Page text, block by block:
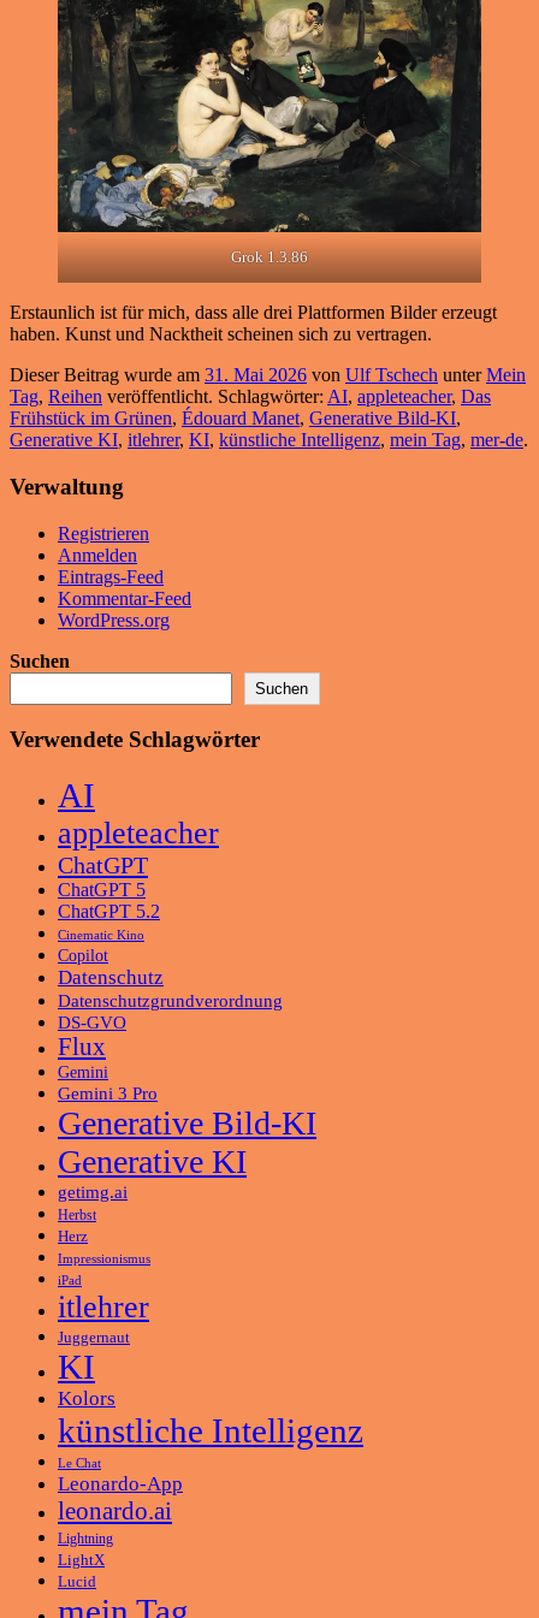
Grok 1.3.86
Erstaunlich ist für mich, dass alle drei Plattformen Bilder erzeugt
haben. Kunst und Nacktheit scheinen sich zu vertragen.
Dieser Beitrag wurde am 31. Mai 2026 von Ulf Tschech unterMein
Tag, Reihen veröffentlicht. Schlagwörter: AI, appleteacher, Das
Frühstück im Grünen, Édouard Manet, Generative Bild-KI,
Generative KI, itlehrer, KI, künstliche Intelligenz, mein Tag, mer-de.
Verwaltung
Registrieren
Anmelden
Eintrags-Feed
Kommentar-Feed
WordPress.org
Suchen
Suchen
Verwendete Schlagwörter
AI
appleteacher
ChatGPT
ChatGPT 5
ChatGPT 5.2
Cinematic Kino
Copilot
Datenschutz
Datenschutzgrundverordnung
DS-GVO
Flux
Gemini
Gemini 3 Pro
Generative Bild-KI
Generative KI
getimg.ai
Herbst
Herz
Impressionismus
iPad
itlehrer
Juggernaut
KI
Kolors
künstliche Intelligenz
Le Chat
Leonardo-App
leonardo.ai
Lightning
LightX
Lucid